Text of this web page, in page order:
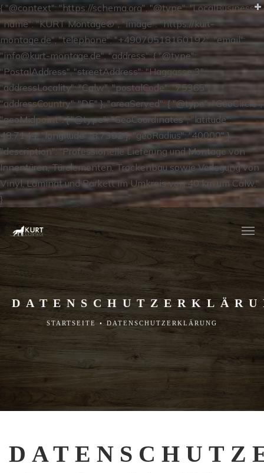
{ "@context": "https://schema.org", "@type": "LocalBusiness",
"name": "KURT Montage®", "image": "https://kurt-
montage.de", "telephone": "+49070518160192", "email":
"info@kurt-montage.de", "address": { "@type":
"PostalAddress", "streetAddress": "Haggasse 3",
"addressLocality": "Calw", "postalCode": "75365",
"addressCountry": "DE" }, "areaServed": { "@type": "GeoCircle",
"geoMidpoint": { "@type": "GeoCoordinates", "latitude":
48.7144, "longitude": 8.7392 }, "geoRadius": "40000" },
"description": "Professionelle Lieferung und Montage von
Innentüren, Türelementen, Trockenbau sowie Verlegung von
Vinyl, Laminat und Parkett im Umkreis von 40 km um Calw."
}
STARTSEITE • DATENSCHUTZERKLÄRUNG